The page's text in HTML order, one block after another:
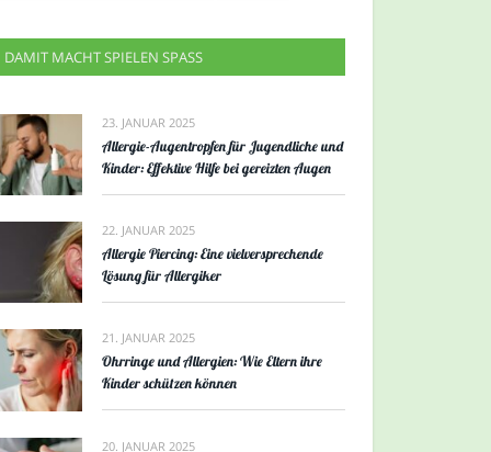
DAMIT MACHT SPIELEN SPASS
23. JANUAR 2025
Allergie-Augentropfen für Jugendliche und
Kinder: Effektive Hilfe bei gereizten Augen
22. JANUAR 2025
Allergie Piercing: Eine vielversprechende
Lösung für Allergiker
21. JANUAR 2025
Ohrringe und Allergien: Wie Eltern ihre
Kinder schützen können
20. JANUAR 2025